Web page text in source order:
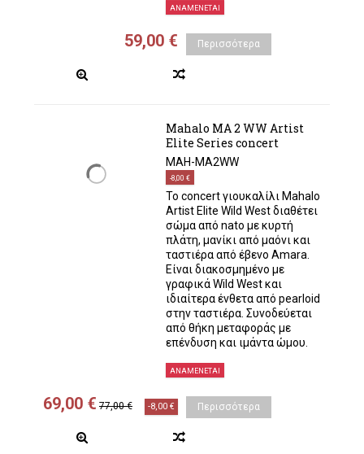
ΑΝΑΜΈΝΕΤΑΙ
59,00 € Περισσότερα
Mahalo MA 2 WW Artist
Elite Series concert
MAH-MA2WW
-8,00 €
Το concert γιουκαλίλι Mahalo
Artist Elite Wild West διαθέτει
σώμα από nato με κυρτή
πλάτη, μανίκι από μαόνι και
ταστιέρα από έβενο Amara.
Είναι διακοσμημένο με
γραφικά Wild West και
ιδιαίτερα ένθετα από pearloid
στην ταστιέρα. Συνοδεύεται
από θήκη μεταφοράς με
επένδυση και ιμάντα ώμου.
ΑΝΑΜΈΝΕΤΑΙ
69,00 € 77,00 € -8,00 € Περισσότερα